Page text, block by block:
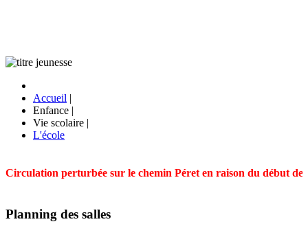
Accueil |
Enfance |
Vie scolaire |
L'école
Circulation perturbée sur le chemin Péret en raison du début
Planning des salles